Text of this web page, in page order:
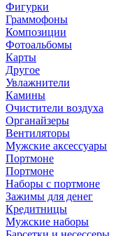
Фигурки
Граммофоны
Композиции
Фотоальбомы
Карты
Другое
Увлажнители
Камины
Очистители воздуха
Органайзеры
Вентиляторы
Мужские аксессуары
Портмоне
Портмоне
Наборы с портмоне
Зажимы для денег
Кредитницы
Мужские наборы